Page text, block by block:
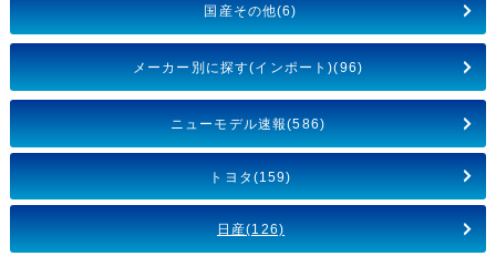
国産その他(6)
メーカー別に探す(インポート)(96)
ニューモデル速報(586)
トヨタ(159)
日産(126)